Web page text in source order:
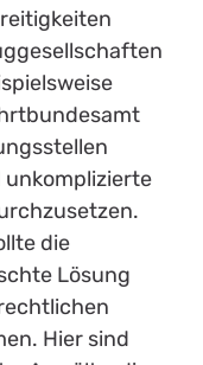
unkomplizierte
die
Lösung
Hier sind